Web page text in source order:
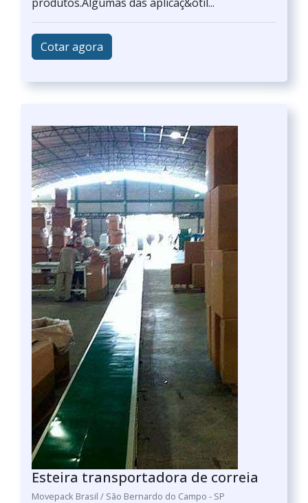
Cotar agora
Esteira transportadora de correia
Movepack Brasil / São Bernardo do Campo - SP